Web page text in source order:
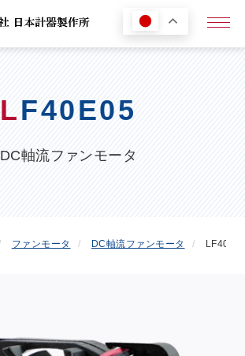
メ
LF40E05
DC軸流ファンモータ
ファンモータ DC軸流ファンモータ